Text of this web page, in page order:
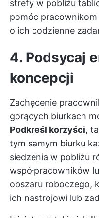
strefy w pobliżu
pomóc
o ich codzienne
4. Podsycaj
koncepcji
Zachęcenie
gorących biurkach
Podkreśl korzyści,
tym samym biurku
siedzenia w pobliżu
współpracowników
obszaru roboczego,
ich nastrojowi lub